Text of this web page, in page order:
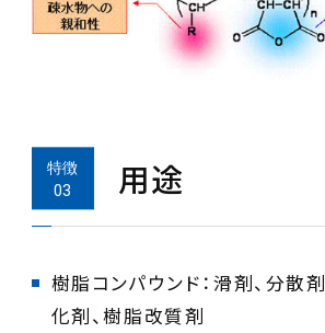
用途
樹脂コンパウンド：滑剤、分散
化剤、樹脂改質剤